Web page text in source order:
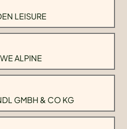
LEISURE
ALPINE
GMBH & CO KG